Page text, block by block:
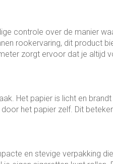
controle over de manier
rookervaring, dit product
zorgt ervoor dat je altijd
Het papier is licht en
het papier zelf. Dit
en stevige verpakking